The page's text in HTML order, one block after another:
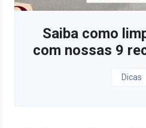
Saiba como
com nossas 9
Dicas